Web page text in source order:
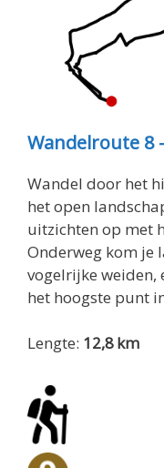
Wandelroute 8
Wandel door het
het open
uitzichten op met
Onderweg kom je
vogelrijke weiden,
het hoogste punt
Lengte: 12,8 km